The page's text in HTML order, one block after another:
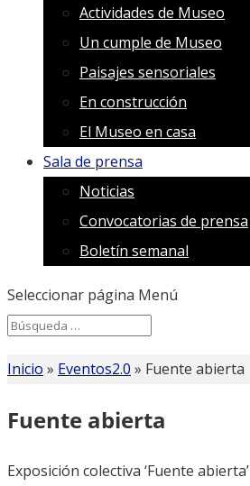
Actividades de Museo
Un cumple de Museo
Paisajes sensoriales
En construcción
El Museo en casa
Sala de prensa
Noticias
Convocatorias de prensa
Boletín semanal
Seleccionar página Menú
Search
for...
Inicio » Eventos2.0 » Fuente abierta
Fuente abierta
Exposición colectiva ‘Fuente abierta’